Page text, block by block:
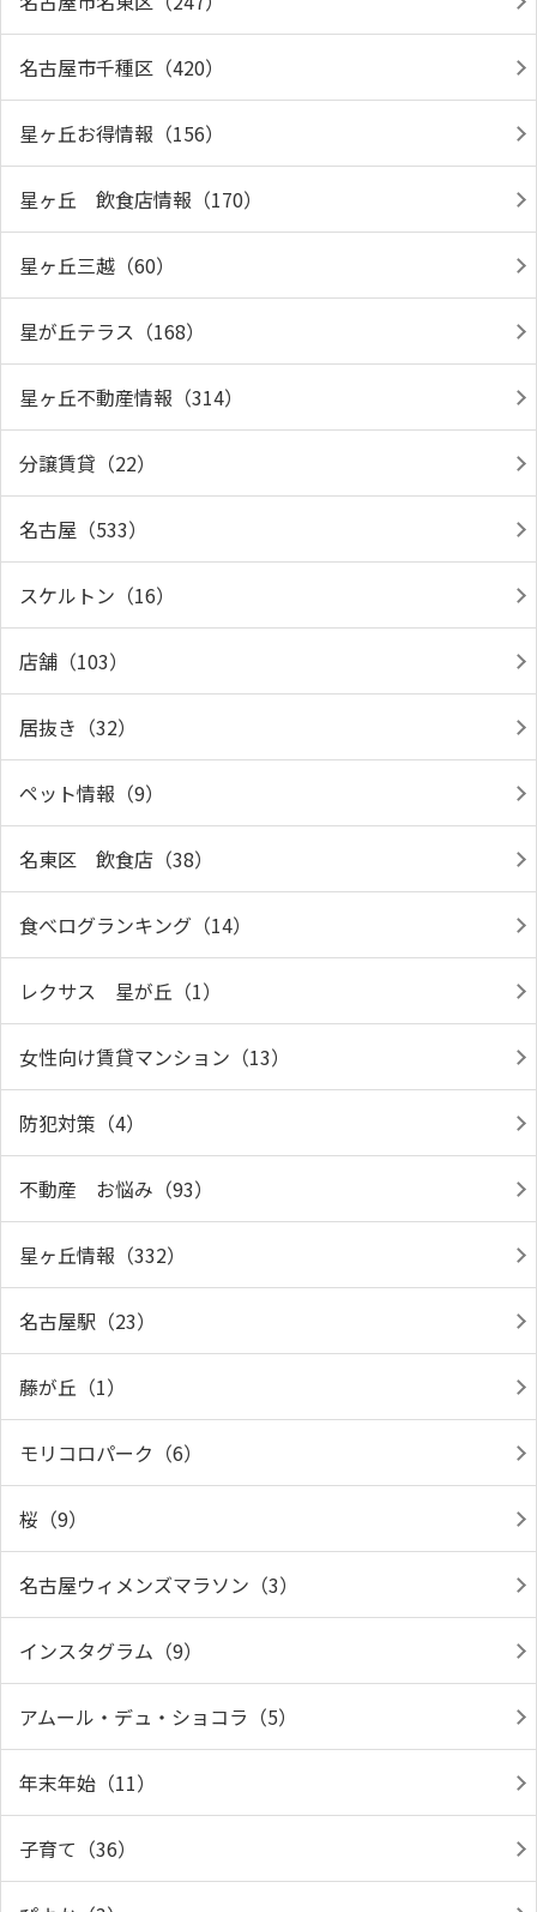
名古屋市千種区（420）
星ヶ丘お得情報（156）
星ヶ丘 飲食店情報（170）
星ヶ丘三越（60）
星が丘テラス（168）
星ヶ丘不動産情報（314）
分譲賃貸（22）
名古屋（533）
スケルトン（16）
店舗（103）
居抜き（32）
ペット情報（9）
名東区 飲食店（38）
食べログランキング（14）
レクサス 星が丘（1）
女性向け賃貸マンション（13）
防犯対策（4）
不動産 お悩み（93）
星ヶ丘情報（332）
名古屋駅（23）
藤が丘（1）
モリコロパーク（6）
桜（9）
名古屋ウィメンズマラソン（3）
インスタグラム（9）
アムール・デュ・ショコラ（5）
年末年始（11）
子育て（36）